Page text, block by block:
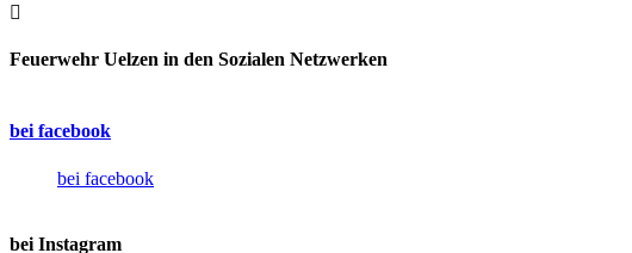
Feuerwehr Uelzen in den Sozialen Netzwerken
bei facebook
bei facebook
bei Instagram